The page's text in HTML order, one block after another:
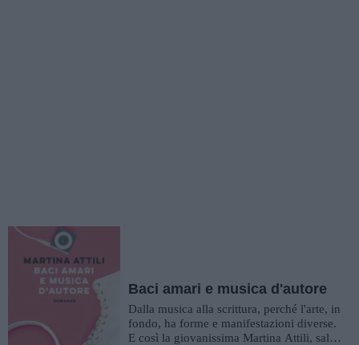
Baci amari e musica d'autore
Dalla musica alla scrittura, perché l'arte, in
fondo, ha forme e manifestazioni diverse.
E così la giovanissima Martina Attili, salita